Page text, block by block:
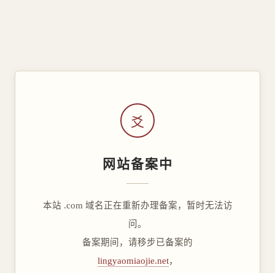
爻
网站备案中
本站 .com 域名正在重新办理备案，暂时无法访
问。
备案期间，请移步已备案的
lingyaomiaojie.net，